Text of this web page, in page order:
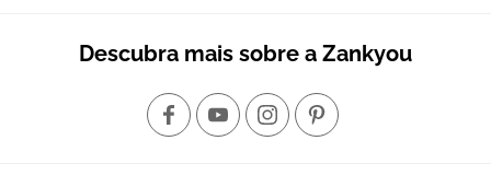
Descubra mais sobre a Zankyou